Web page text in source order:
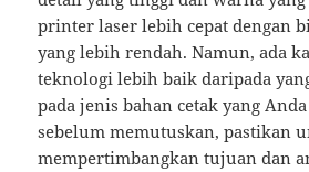
printer laser lebih cepat dengan
yang lebih rendah. Namun, ada
teknologi lebih baik daripada
pada jenis bahan cetak yang
sebelum memutuskan, pastikan
mempertimbangkan tujuan dan